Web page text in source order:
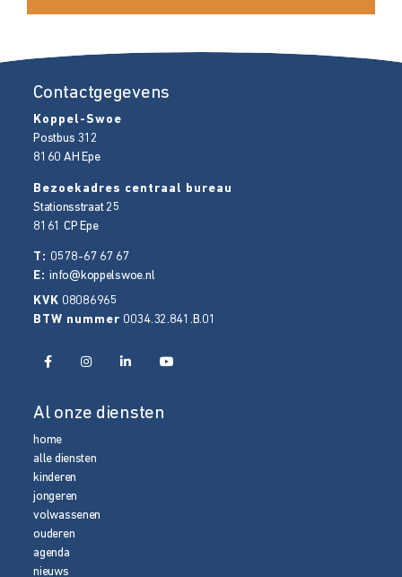
Contactgegevens
Koppel-Swoe
Postbus 312
8160 AH Epe
Bezoekadres centraal bureau
Stationsstraat 25
8161 CP Epe
T: 0578-67 67 67
E:info@koppelswoe.nl
KVK 08086965
BTW nummer 0034.32.841.B.01
Al onze diensten
home
alle diensten
kinderen
jongeren
volwassenen
ouderen
agenda
nieuws